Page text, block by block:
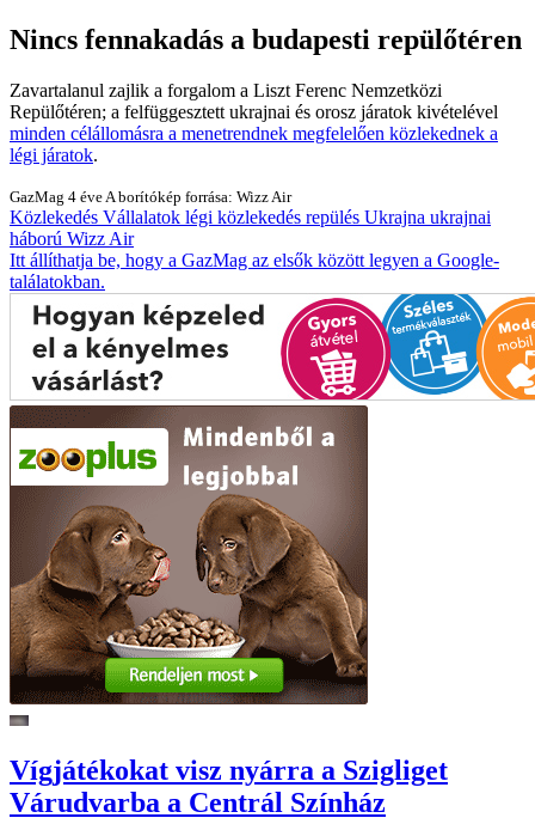
Nincs fennakadás a budapesti repülőtéren
Zavartalanul zajlik a forgalom a Liszt Ferenc Nemzetközi
Repülőtéren; a felfüggesztett ukrajnai és orosz járatok kivételével
minden célállomásra a menetrendnek megfelelően közlekednek a
légi járatok.
GazMag 4 éve A borítókép forrása: Wizz Air
Közlekedés Vállalatok légi közlekedés repülés Ukrajna ukrajnai
háború Wizz Air
Itt állíthatja be, hogy a GazMag az elsők között legyen a Google-
találatokban.
Vígjátékokat visz nyárra a Szigliget
Várudvarba a Centrál Színház